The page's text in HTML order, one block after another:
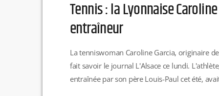
Tennis : la Lyonnaise
entraîneur
La tenniswoman Caroline Garcia, originaire
fait savoir le journal L'Alsace ce lundi.
entraînée par son père Louis-Paul cet été,